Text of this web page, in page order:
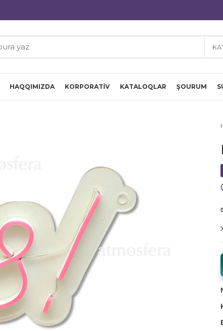
HAQQIMIZDA KORPORATIV KATALOQLAR ŞOURUM